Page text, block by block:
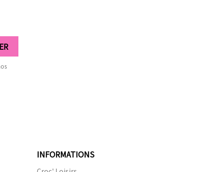
INFORMATIONS